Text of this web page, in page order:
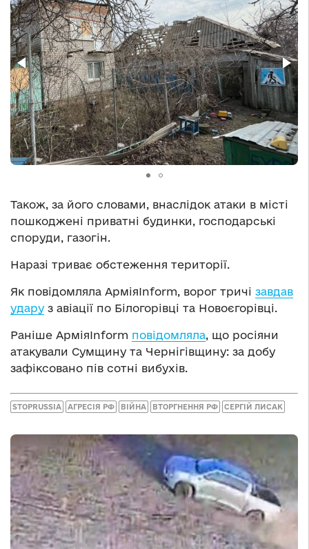
Також, за його словами, внаслідок атаки в місті
пошкоджені приватні будинки, господарські
споруди, газогін.
Наразі триває обстеження території.
Як повідомляла АрміяInform, ворог тричі завдав
удару з авіації по Білогорівці та Новоєгорівці.
Раніше АрміяInform повідомляла, що росіяни
атакували Сумщину та Чернігівщину: за добу
зафіксовано пів сотні вибухів.
STOPRUSSIA АГРЕСІЯ РФ ВІЙНА ВТОРГНЕННЯ РФ СЕРГІЙ ЛИСАК